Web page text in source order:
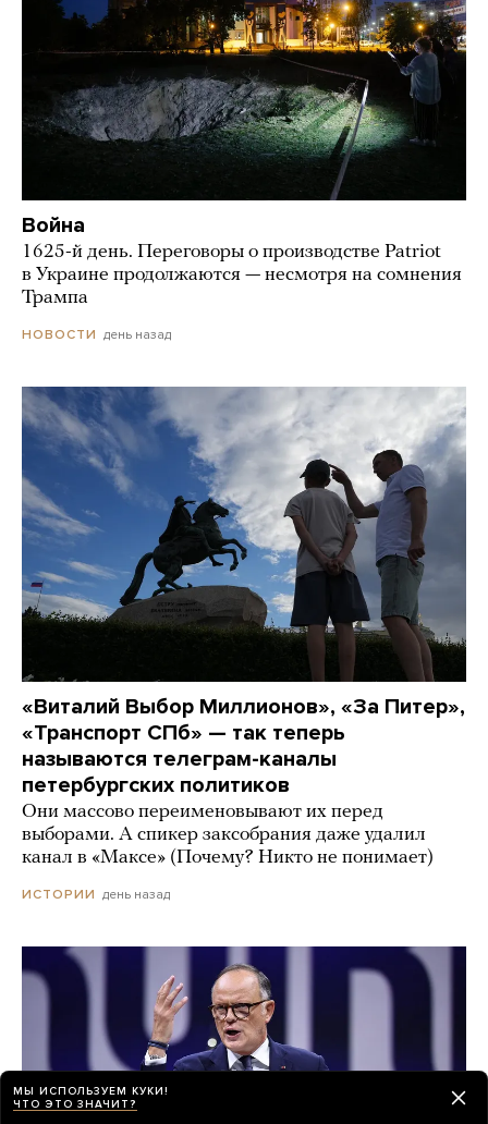
Война
1625-й день. Переговоры о производстве Patriot
в Украине продолжаются — несмотря на сомнения
Трампа
НОВОСТИ день назад
«Виталий Выбор Миллионов», «За Питер»,
«Транспорт СПб» — так теперь
называются телеграм-каналы
петербургских политиков
Они массово переименовывают их перед
выборами. А спикер заксобрания даже удалил
канал в «Максе» (Почему? Никто не понимает)
ИСТОРИИ день назад
МЫ ИСПОЛЬЗУЕМ КУКИ!
ЧТО ЭТО ЗНАЧИТ?